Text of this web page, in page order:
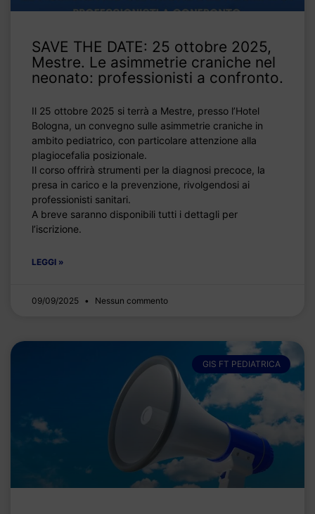
SAVE THE DATE: 25 ottobre 2025,
Mestre. Le asimmetrie craniche nel
neonato: professionisti a confronto.
Il 25 ottobre 2025 si terrà a Mestre, presso l’Hotel
Bologna, un convegno sulle asimmetrie craniche in
ambito pediatrico, con particolare attenzione alla
plagiocefalia posizionale.
Il corso offrirà strumenti per la diagnosi precoce, la
presa in carico e la prevenzione, rivolgendosi ai
professionisti sanitari.
A breve saranno disponibili tutti i dettagli per
l’iscrizione.
LEGGI »
09/09/2025 Nessun commento
GIS FT PEDIATRICA